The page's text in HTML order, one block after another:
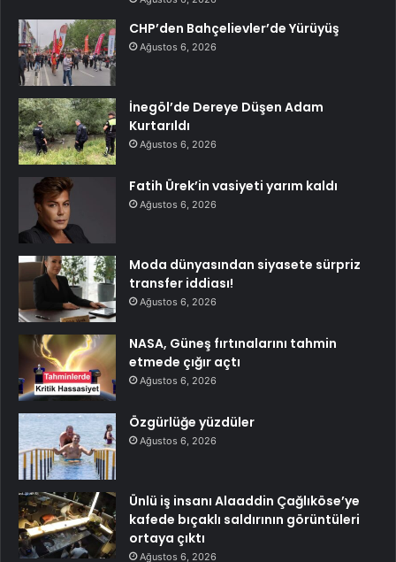
CHP’den Bahçelievler’de Yürüyüş
Ağustos 6, 2026
İnegöl’de Dereye Düşen Adam
Kurtarıldı
Ağustos 6, 2026
Fatih Ürek’in vasiyeti yarım kaldı
Ağustos 6, 2026
Moda dünyasından siyasete sürpriz
transfer iddiası!
Ağustos 6, 2026
NASA, Güneş fırtınalarını tahmin
etmede çığır açtı
Ağustos 6, 2026
Özgürlüğe yüzdüler
Ağustos 6, 2026
Ünlü iş insanı Alaaddin Çağlıköse’ye
kafede bıçaklı saldırının görüntüleri
ortaya çıktı
Ağustos 6, 2026